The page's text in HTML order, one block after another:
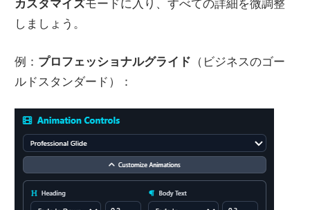
カスタマイズモードに入り、すべての詳細を微調整
しましょう。
例： プロフェッショナルグライド （ビジネスのゴー
ルドスタンダード）：